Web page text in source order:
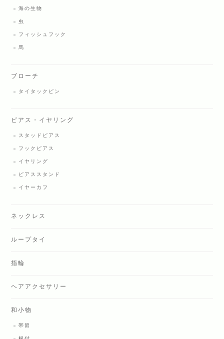
海の生物
虫
フィッシュフック
馬
ブローチ
タイタックピン
ピアス・イヤリング
スタッドピアス
フックピアス
イヤリング
ピアススタンド
イヤーカフ
ネックレス
ループタイ
指輪
ヘアアクセサリー
和小物
帯留